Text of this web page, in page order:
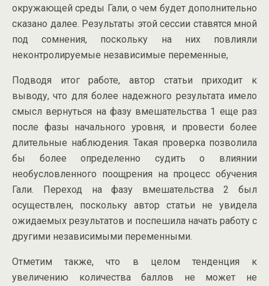
окружающей среды Гали, о чем будет дополнительно
сказано далее. Результаты этой сессии ставятся мной
под сомнения, поскольку на них повлияли
неконтролируемые независимые переменные,
Подводя итог работе, автор статьи приходит к
выводу, что для более надежного результата имело
смысл вернуться на фазу вмешательства 1 еще раз
после фазы начального уровня, и провести более
длительные наблюдения. Такая проверка позволила
бы более определенно судить о влиянии
необусловленного поощрения на процесс обучения
Гали. Переход на фазу вмешательства 2 был
осуществлен, поскольку автор статьи не увидела
ожидаемых результатов и поспешила начать работу с
другими независимыми переменными.
Отметим также, что в целом тенденция к
увеличению количества баллов не может не